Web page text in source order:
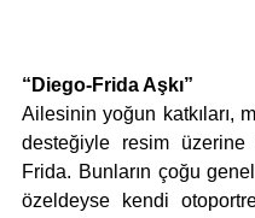
“Diego-Frida Aşkı”
Ailesinin yoğun katkıları,
desteğiyle resim üzerine
Frida. Bunların çoğu
özeldeyse kendi